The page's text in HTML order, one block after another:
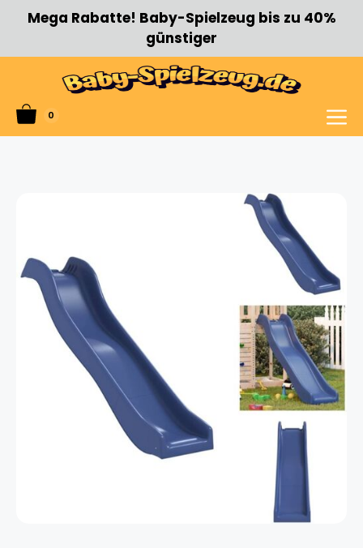
Zum
Inhalt
Mega Rabatte! Baby-Spielzeug bis zu 40%
günstiger
0
Menü